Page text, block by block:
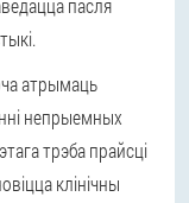
пасля
атрымаць
непрыемных
трэба прайсці
клінічны